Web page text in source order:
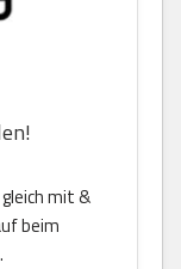
mit &
beim